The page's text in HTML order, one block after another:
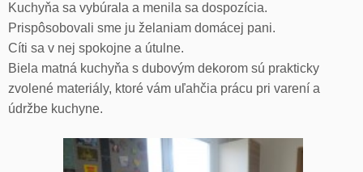
Kuchyňa sa vybúrala a menila sa dospozícia.
Prispôsobovali sme ju želaniam domácej pani.
Cíti sa v nej spokojne a útulne.
Biela matná kuchyňa s dubovým dekorom sú prakticky
zvolené materiály, ktoré vám uľahčia prácu pri varení a
údržbe kuchyne.